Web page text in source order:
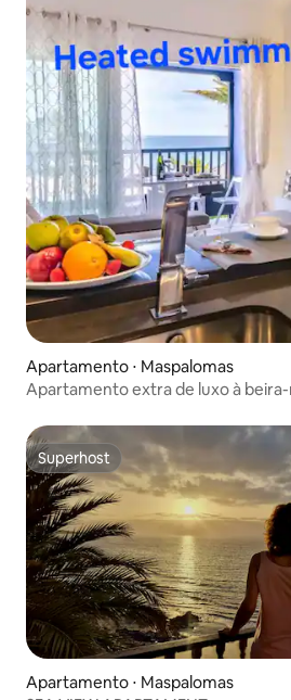
Apartamento ⋅ Maspalomas
Superhost
Superhost
Apartamento ⋅ Maspalomas